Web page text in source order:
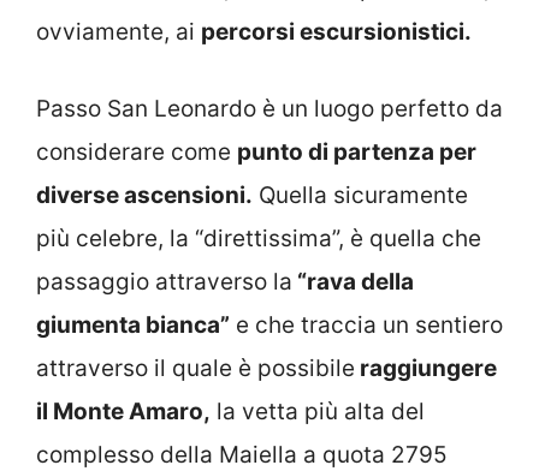
ovviamente, ai percorsi escursionistici.
Passo San Leonardo è un luogo perfetto da
considerare come punto di partenza per
diverse ascensioni. Quella sicuramente
più celebre, la “direttissima”, è quella che
passaggio attraverso la “rava della
giumenta bianca” e che traccia un sentiero
attraverso il quale è possibile raggiungere
il Monte Amaro, la vetta più alta del
complesso della Maiella a quota 2795